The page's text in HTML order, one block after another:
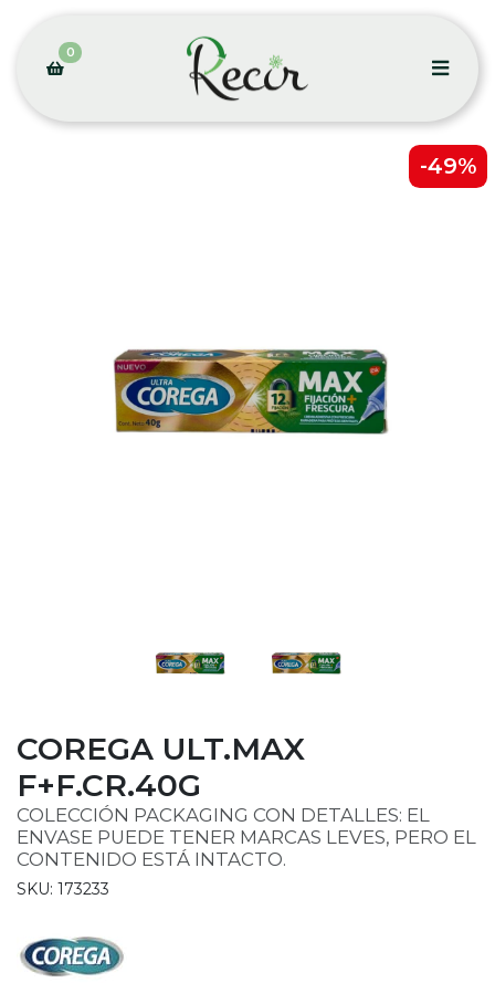
0
-49%
COREGA ULT.MAX
F+F.CR.40G
COLECCIÓN PACKAGING CON DETALLES: EL
ENVASE PUEDE TENER MARCAS LEVES, PERO EL
CONTENIDO ESTÁ INTACTO.
SKU: 173233